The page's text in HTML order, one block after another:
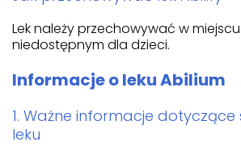
Lek należy przechowywać w
niedostępnym dla dzieci.
Informacje o leku Abilium
1. Ważne informacje
leku